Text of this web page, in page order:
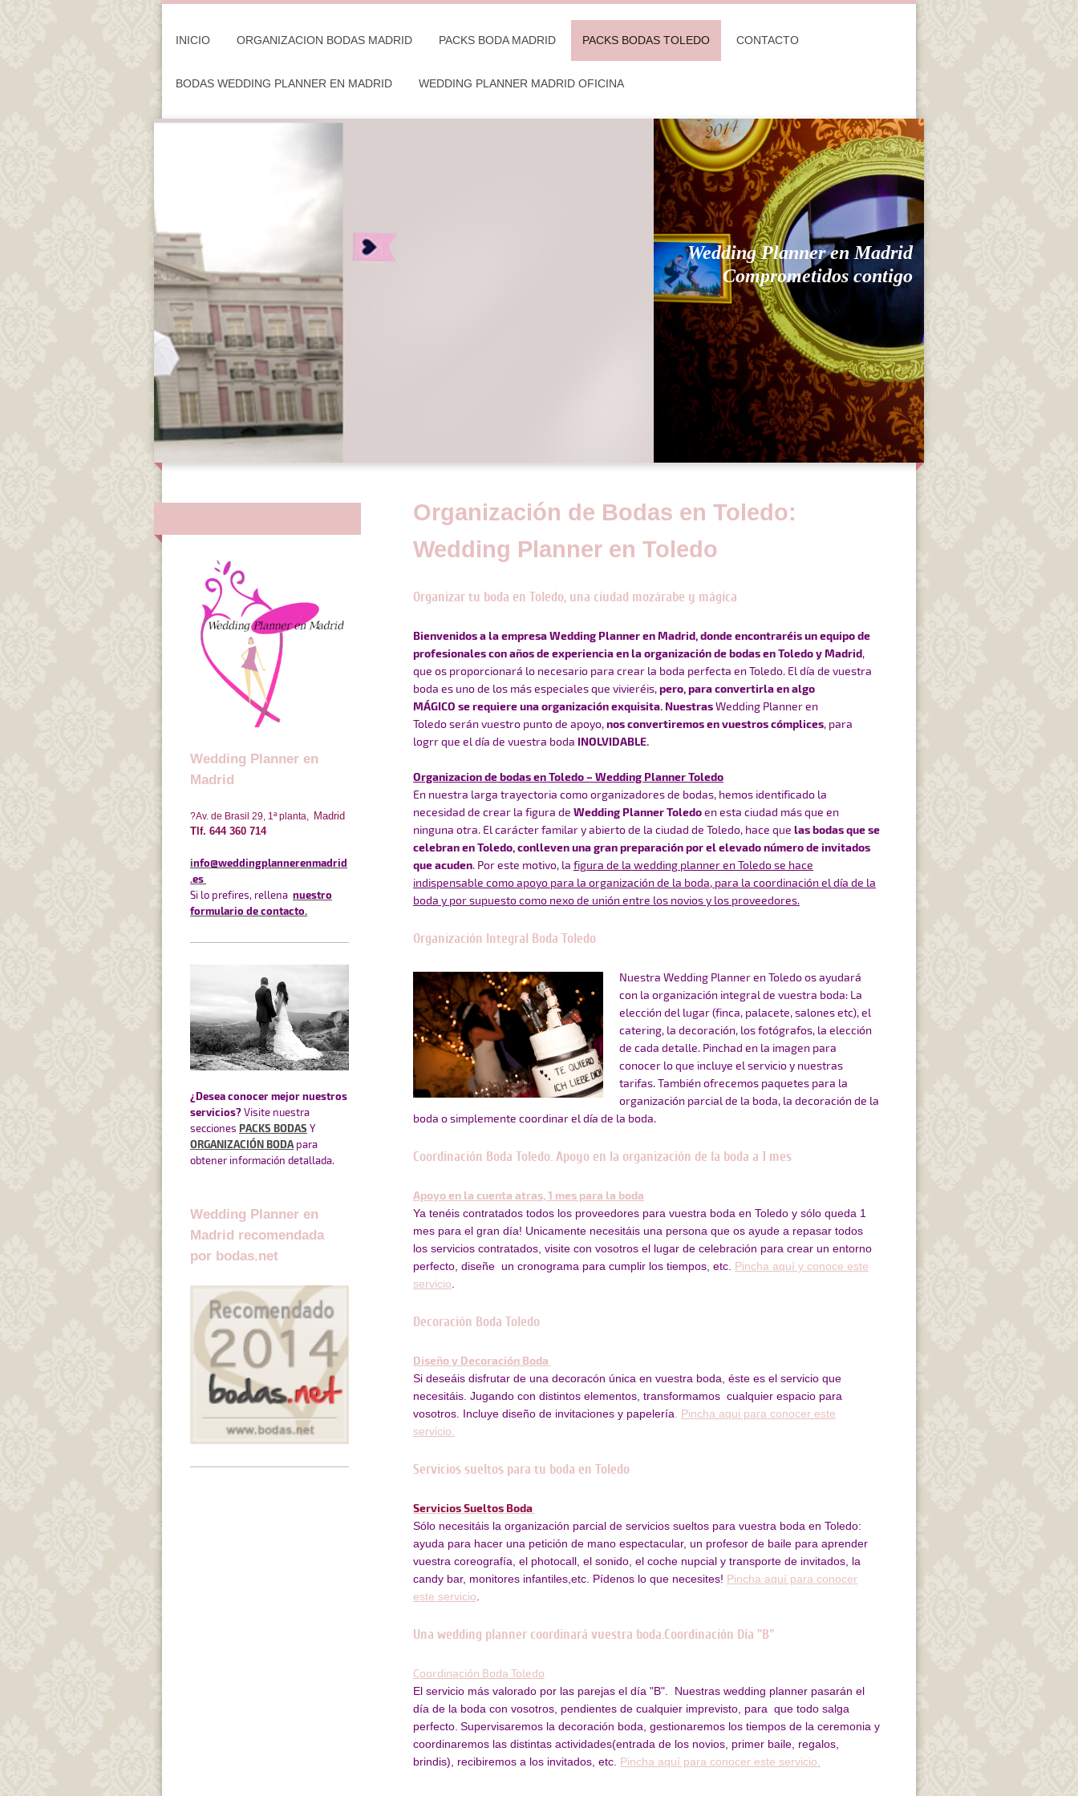
INICIO ORGANIZACION BODAS MADRID PACKS BODA MADRID PACKS BODAS TOLEDO CONTACTO
BODAS WEDDING PLANNER EN MADRID WEDDING PLANNER MADRID OFICINA
Wedding Planner en Madrid
Comprometidos contigo
Organización de Bodas en Toledo:
Wedding Planner en Toledo
Organizar tu boda en Toledo, una ciudad mozárabe y mágica
Bienvenidos a la empresa Wedding Planner en Madrid, donde encontraréis un equipo de
profesionales con años de experiencia en la organización de bodas en Toledo y Madrid,
que os proporcionará lo necesario para crear la boda perfecta en Toledo. El día de vuestra
boda es uno de los más especiales que vivieréis,pero, para convertirla en algo
MÁGICO se requiere una organización exquisita. NuestrasWedding Planner en
Toledo serán vuestro punto de apoyo,nos convertiremos en vuestros cómplices, para
logrr que el día de vuestra boda INOLVIDABLE.
Organizacion de bodas en Toledo – Wedding Planner Toledo
En nuestra larga trayectoria como organizadores de bodas, hemos identificado la
necesidad de crear la figura de Wedding Planner Toledoen esta ciudad más que en
ninguna otra. El carácter familar y abierto de la ciudad de Toledo, hace que las bodas que se
celebran en Toledo, conlleven una gran preparación por el elevado número de invitados
que acuden. Por este motivo, la figura de la wedding planner en Toledo se hace
indispensable como apoyo para la organización de la boda, para la coordinación el día de la
boda y por supuesto como nexo de unión entre los novios y los proveedores.
Organización Integral Boda Toledo
Nuestra Wedding Planner en Toledo os ayudará
con la organización integral de vuestra boda: La
elección del lugar (finca, palacete, salones etc), el
catering, la decoración, los fotógrafos, la elección
de cada detalle. Pinchad en la imagen para
conocer lo que incluye el servicio y nuestras
tarifas. También ofrecemos paquetes para la
organización parcial de la boda, la decoración de la
boda o simplemente coordinar el día de la boda.
Coordinación Boda Toledo. Apoyo en la organización de la boda a 1 mes
Apoyo en la cuenta atras, 1 mes para la boda
Ya tenéis contratados todos los proveedores para vuestra boda en Toledo y sólo queda 1
mes para el gran día! Unicamente necesitáis una persona que os ayude a repasar todos
los servicios contratados, visite con vosotros el lugar de celebración para crear un entorno
perfecto, diseñe un cronograma para cumplir los tiempos, etc. Pincha aquí y conoce este
servicio
Decoración Boda Toledo
Diseño y Decoración Boda
Si deseáis disfrutar de una decoracón única en vuestra boda, éste es el servicio que
necesitáis. Jugando con distintos elementos, transformamos cualquier espacio para
vosotros. Incluye diseño de invitaciones y papelería
Pincha aqui para conocer este
servicio.
Servicios sueltos para tu boda en Toledo
Servicios Sueltos Boda
Sólo necesitáis la organización parcial de servicios sueltos para vuestra boda en Toledo:
ayuda para hacer una petición de mano espectacular, un profesor de baile para aprender
vuestra coreografía, el photocall, el sonido, el coche nupcial y transporte de invitados, la
candy bar, monitores infantiles,etc. Pídenos lo que necesites! Pincha aquí para conocer
este servicio
Una wedding planner coordinará vuestra boda.Coordinación Día "B"
Coordinación Boda Toledo
El servicio más valorado por las parejas el día "B". Nuestras wedding planner pasarán el
día de la boda con vosotros, pendientes de cualquier imprevisto, para que todo salga
perfecto. Supervisaremos la decoración boda, gestionaremos los tiempos de la ceremonia y
coordinaremos las distintas actividades(entrada de los novios, primer baile, regalos,
brindis), recibiremos a los invitados, etc. Pincha aquí para conocer este servicio.
Wedding Planner en
Madrid
?Av. de Brasil 29, 1ª planta, Madrid
Tlf. 644 360 714
info@weddingplannerenmadrid
.es
Si lo prefires, rellena nuestro
formulario de contacto.
¿Desea conocer mejor nuestros
servicios? Visite nuestra
secciones PACKS BODAS Y
ORGANIZACIÓN BODApara
obtener información detallada.
Wedding Planner en
Madrid recomendada
por bodas.net